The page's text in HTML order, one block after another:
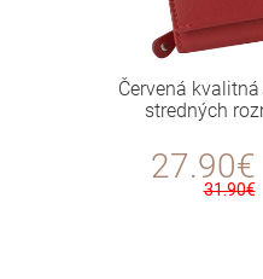
Červená
stredných
27.90€
31.90€